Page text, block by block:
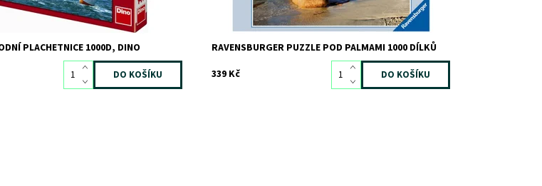
PLACHETNICE 1000D, DINO
RAVENSBURGER PUZZLE POD PALMAMI 1000 DÍLKŮ
339 Kč